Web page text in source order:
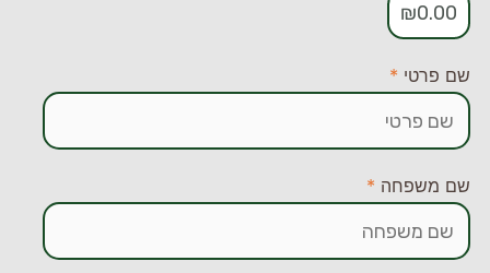
0.00
₪
שם פרטי *
שם משפחה *